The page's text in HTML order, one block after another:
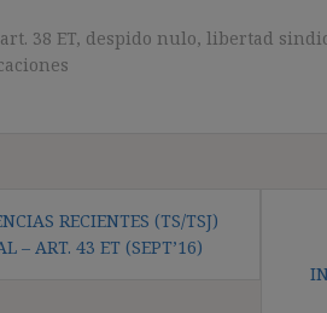
art. 38 ET, despido nulo, libertad
RECIENTES (TS/TSJ)
– ART. 43 ET (SEPT’16)